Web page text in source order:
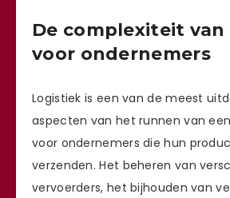
De complexiteit
voor ondernemers
Logistiek is een van de meest
aspecten van het runnen van
voor ondernemers die hun
verzenden. Het beheren van
vervoerders, het bijhouden van